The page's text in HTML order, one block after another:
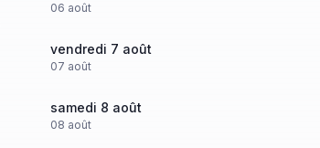
06 août
vendredi 7 août
07 août
samedi 8 août
08 août